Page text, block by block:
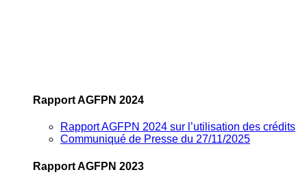
Rapport AGFPN 2024
Rapport AGFPN 2024 sur l’utilisation des crédits
Communiqué de Presse du 27/11/2025
Rapport AGFPN 2023